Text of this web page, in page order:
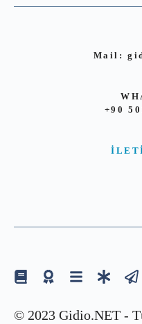
Mail:
+90
© 2023 Gidio.NET -